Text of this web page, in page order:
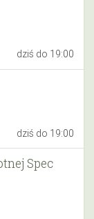
dziś do 19:00
dziś do 19:00
Spec